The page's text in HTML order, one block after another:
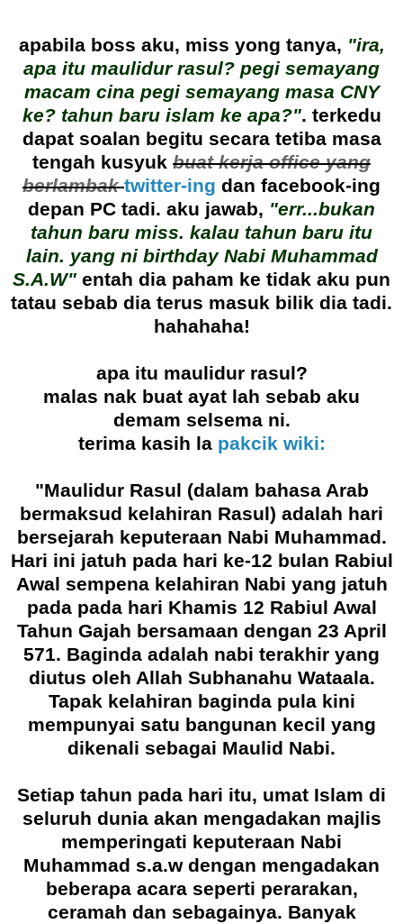
apabila boss aku, miss yong tanya, "ira,
apa itu maulidur rasul? pegi semayang
macam cina pegi semayang masa CNY
ke? tahun baru islam ke apa?". terkedu
dapat soalan begitu secara tetiba masa
tengah kusyuk buat kerja office yang
berlambak twitter-ing dan facebook-ing
depan PC tadi. aku jawab, "err...bukan
tahun baru miss. kalau tahun baru itu
lain. yang ni birthday Nabi Muhammad
S.A.W" entah dia paham ke tidak aku pun
tatau sebab dia terus masuk bilik dia tadi.
hahahaha!
apa itu maulidur rasul?
malas nak buat ayat lah sebab aku
demam selsema ni.
terima kasih la pakcik wiki:
"Maulidur Rasul (dalam bahasa Arab
bermaksud kelahiran Rasul) adalah hari
bersejarah keputeraan Nabi Muhammad.
Hari ini jatuh pada hari ke-12 bulan Rabiul
Awal sempena kelahiran Nabi yang jatuh
pada pada hari Khamis 12 Rabiul Awal
Tahun Gajah bersamaan dengan 23 April
571. Baginda adalah nabi terakhir yang
diutus oleh Allah Subhanahu Wataala.
Tapak kelahiran baginda pula kini
mempunyai satu bangunan kecil yang
dikenali sebagai Maulid Nabi.
Setiap tahun pada hari itu, umat Islam di
seluruh dunia akan mengadakan majlis
memperingati keputeraan Nabi
Muhammad s.a.w dengan mengadakan
beberapa acara seperti perarakan,
ceramah dan sebagainya. Banyak